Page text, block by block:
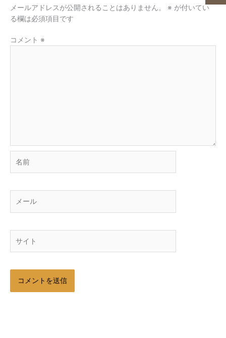
メールアドレスが公開されることはありません。 ※ が付いてい
る欄は必須項目です
コメント ※
ー